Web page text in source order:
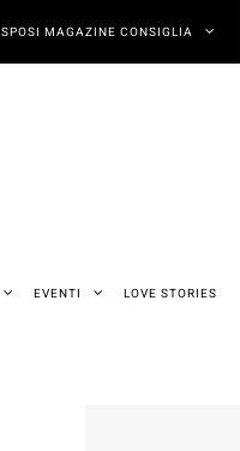
SPOSI MAGAZINE CONSIGLIA
EVENTI LOVE STORIES